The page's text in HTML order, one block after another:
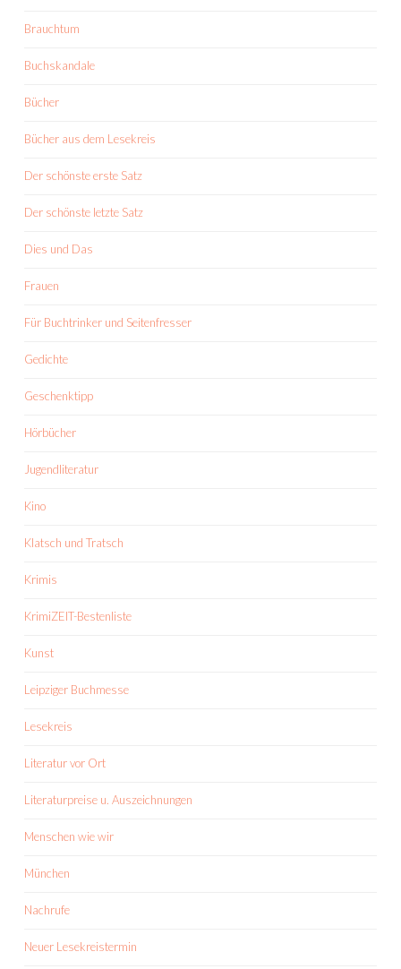
Brauchtum
Buchskandale
Bücher
Bücher aus dem Lesekreis
Der schönste erste Satz
Der schönste letzte Satz
Dies und Das
Frauen
Für Buchtrinker und Seitenfresser
Gedichte
Geschenktipp
Hörbücher
Jugendliteratur
Kino
Klatsch und Tratsch
Krimis
KrimiZEIT-Bestenliste
Kunst
Leipziger Buchmesse
Lesekreis
Literatur vor Ort
Literaturpreise u. Auszeichnungen
Menschen wie wir
München
Nachrufe
Neuer Lesekreistermin